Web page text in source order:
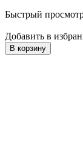
Быстрый
Добавить в
В корзину